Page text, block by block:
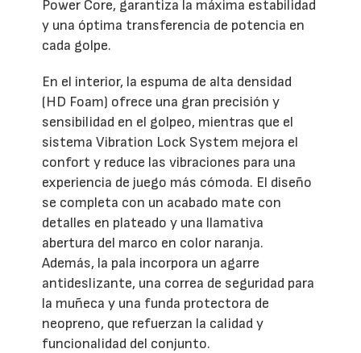
Power Core, garantiza la máxima estabilidad
y una óptima transferencia de potencia en
cada golpe.
En el interior, la espuma de alta densidad
(HD Foam) ofrece una gran precisión y
sensibilidad en el golpeo, mientras que el
sistema Vibration Lock System mejora el
confort y reduce las vibraciones para una
experiencia de juego más cómoda. El diseño
se completa con un acabado mate con
detalles en plateado y una llamativa
abertura del marco en color naranja.
Además, la pala incorpora un agarre
antideslizante, una correa de seguridad para
la muñeca y una funda protectora de
neopreno, que refuerzan la calidad y
funcionalidad del conjunto.